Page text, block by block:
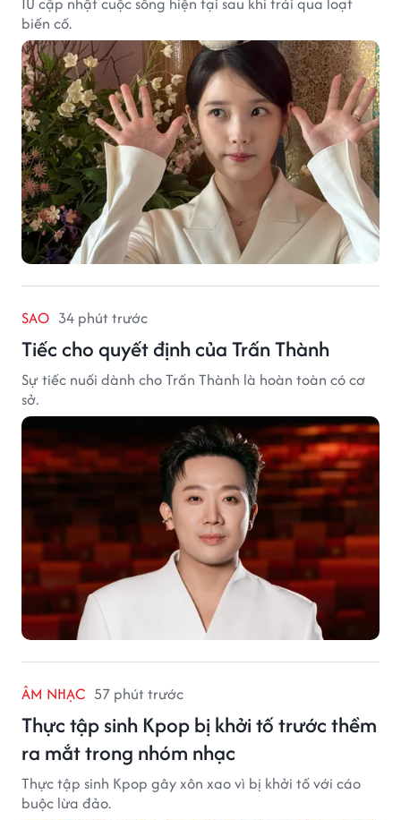
biến cố.
SAO 34 phút trước
Tiếc cho quyết định của Trấn Thành
Sự tiếc nuối dành cho Trấn Thành là hoàn toàn có cơ
sở.
ÂM NHẠC 57 phút trước
Thực tập sinh Kpop bị khởi tố trước thềm
ra mắt trong nhóm nhạc
Thực tập sinh Kpop gây xôn xao vì bị khởi tố với cáo
buộc lừa đảo.